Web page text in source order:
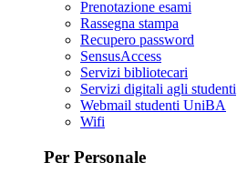
Prenotazione esami
Rassegna stampa
Recupero password
SensusAccess
Servizi bibliotecari
Servizi digitali agli studenti
Webmail studenti UniBA
Wifi
Per Personale